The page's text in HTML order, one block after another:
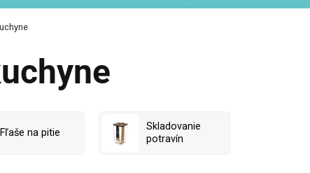
Fľaše na pitie
Skladovanie
potravín